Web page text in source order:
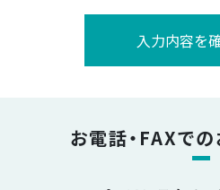
入力内容を
お電話・FAXで